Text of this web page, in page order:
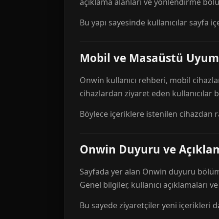
Bu yapı sayesinde kullanıcılar
Mobil ve Masaüstü
Onwin kullanıcı rehberi, mobil
cihazlardan ziyaret eden
Böylece içeriklere istenilen cihazdan
Onwin Duyuru ve
Sayfada yer alan Onwin duyuru
Genel bilgiler, kullanıcı
Bu sayede ziyaretçiler yeni içerikleri